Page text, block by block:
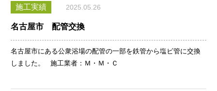
施工実績 2025.05.26
名古屋市 配管交換
名古屋市にある公衆浴場の配管の一部を鉄管から塩ビ管に交換
しました。 施工業者：Ｍ・Ｍ・Ｃ